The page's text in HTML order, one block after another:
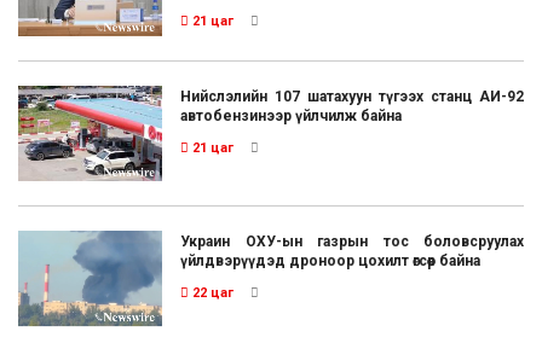
21 цаг
Нийслэлийн 107 шатахуун түгээх станц АИ-92
автобензинээр үйлчилж байна
21 цаг
Украин ОХУ-ын газрын тос боловсруулах
үйлдвэрүүдэд дроноор цохилт өгсөөр байна
22 цаг